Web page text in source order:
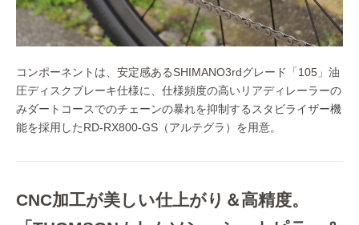
コンポーネントは、安定感あるSHIMANO3rdグレード「105」油
圧ディスクブレーキ仕様に、仕様頻度の高いリアディレーラーの
みダートコースでのチェーンの暴れを抑制するスタビライザー機
能を採用したRD-RX800-GS（アルテグラ）を用意。
CNC加工が美しい仕上がり＆高精度。